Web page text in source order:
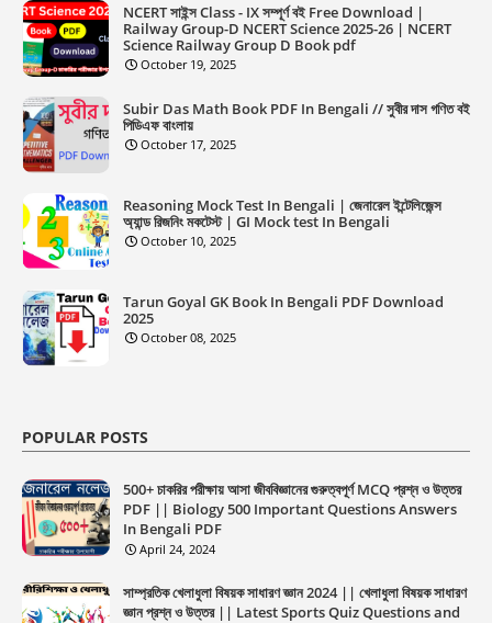
NCERT সাইন্স Class - IX সম্পূর্ণ বই Free Download |
Railway Group-D NCERT Science 2025-26 | NCERT
Science Railway Group D Book pdf
October 19, 2025
Subir Das Math Book PDF In Bengali // সুবীর দাস গণিত বই
পিডিএফ বাংলায়
October 17, 2025
Reasoning Mock Test In Bengali | জেনারেল ইন্টেলিজেন্স
অ্যান্ড রিজনিং মকটেস্ট | GI Mock test In Bengali
October 10, 2025
Tarun Goyal GK Book In Bengali PDF Download
2025
October 08, 2025
POPULAR POSTS
500+ চাকরির পরীক্ষায় আসা জীববিজ্ঞানের গুরুত্বপূর্ণ MCQ প্রশ্ন ও উত্তর
PDF || Biology 500 Important Questions Answers
In Bengali PDF
April 24, 2024
সাম্প্রতিক খেলাধুলা বিষয়ক সাধারণ জ্ঞান 2024 || খেলাধুলা বিষয়ক সাধারণ
জ্ঞান প্রশ্ন ও উত্তর || Latest Sports Quiz Questions and